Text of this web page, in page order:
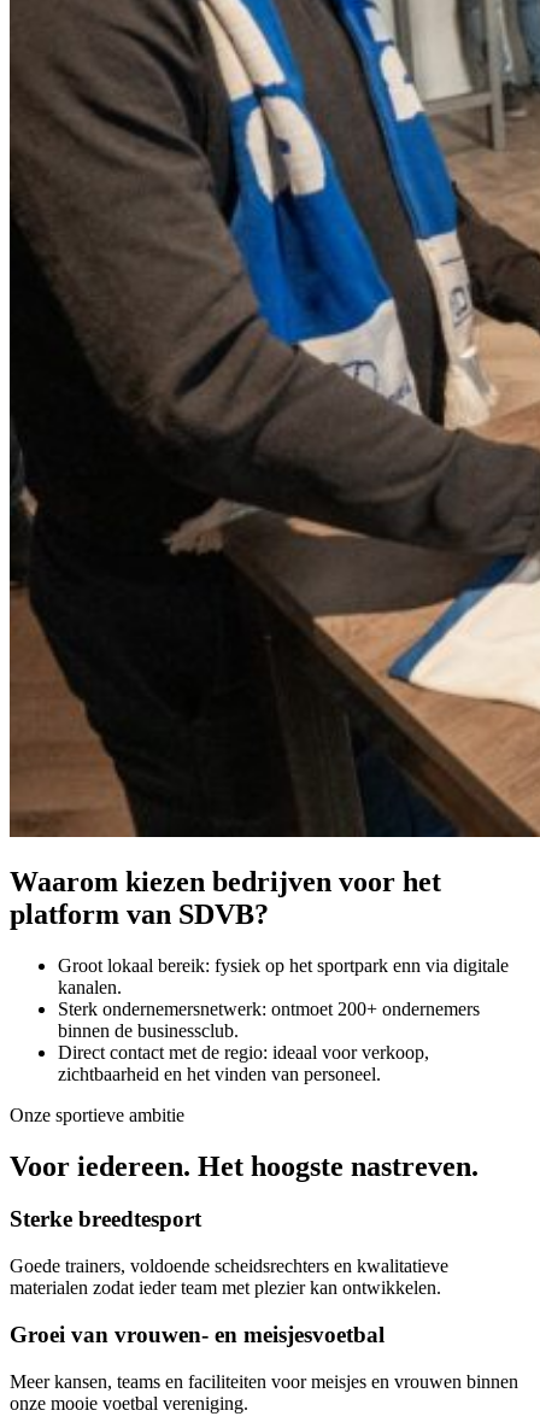
Waarom kiezen bedrijven voor het
platform van SDVB?
Groot lokaal bereik: fysiek op het sportpark enn via digitale
kanalen.
Sterk ondernemersnetwerk: ontmoet 200+ ondernemers
binnen de businessclub.
Direct contact met de regio: ideaal voor verkoop,
zichtbaarheid en het vinden van personeel.
Onze sportieve ambitie
Voor iedereen. Het hoogste nastreven.
Sterke breedtesport
Goede trainers, voldoende scheidsrechters en kwalitatieve
materialen zodat ieder team met plezier kan ontwikkelen.
Groei van vrouwen- en meisjesvoetbal
Meer kansen, teams en faciliteiten voor meisjes en vrouwen binnen
onze mooie voetbal vereniging.